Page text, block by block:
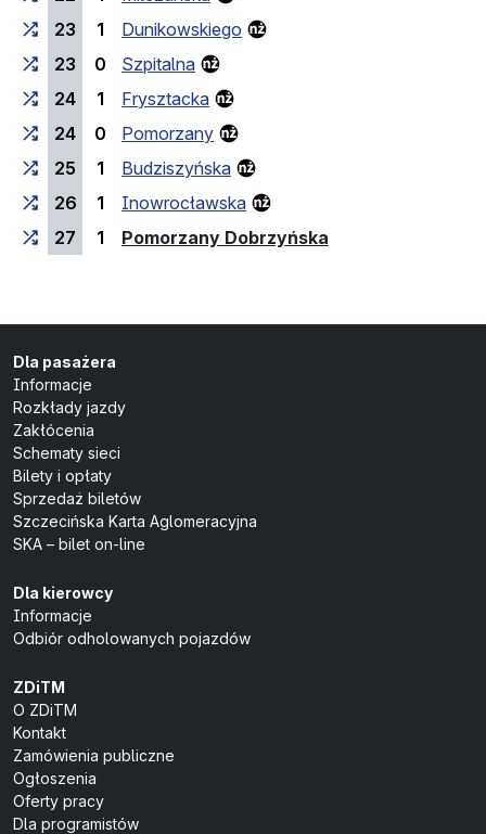
23
1
Dunikowskiego
23
0
Szpitalna
24
1
Frysztacka
24
0
Pomorzany
25
1
Budziszyńska
26
1
Inowrocławska
27
1 Pomorzany Dobrzyńska
Dla pasażera
Informacje
Rozkłady jazdy
Zakłócenia
Schematy sieci
Bilety i opłaty
Sprzedaż biletów
Szczecińska Karta Aglomeracyjna
SKA – bilet on-line
Dla kierowcy
Informacje
Odbiór odholowanych pojazdów
ZDiTM
O ZDiTM
Kontakt
Zamówienia publiczne
Ogłoszenia
Oferty pracy
Dla programistów